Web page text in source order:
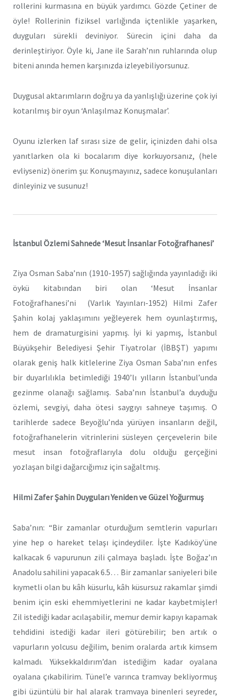
rollerini kurmasına en büyük yardımcı. Gözde Çetiner de
öyle! Rollerinin fiziksel varlığında içtenlikle yaşarken,
duyguları sürekli deviniyor. Sürecin içini daha da
derinleştiriyor. Öyle ki, Jane ile Sarah’nın ruhlarında olup
biteni anında hemen karşınızda izleyebiliyorsunuz.
Duygusal aktarımların doğru ya da yanlışlığı üzerine çok iyi
kotarılmış bir oyun ‘Anlaşılmaz Konuşmalar’.
Oyunu izlerken laf sırası size de gelir, içinizden dahi olsa
yanıtlarken ola ki bocalarım diye korkuyorsanız, (hele
evliyseniz) önerim şu: Konuşmayınız, sadece konuşulanları
dinleyiniz ve susunuz!
İstanbul Özlemi Sahnede ‘Mesut İnsanlar Fotoğrafhanesi’
Ziya Osman Saba’nın (1910-1957) sağlığında yayınladığı iki
öykü kitabından biri olan ‘Mesut İnsanlar
Fotoğrafhanesi’ni (Varlık Yayınları-1952) Hilmi Zafer
Şahin kolaj yaklaşımını yeğleyerek hem oyunlaştırmış,
hem de dramaturgisini yapmış. İyi ki yapmış, İstanbul
Büyükşehir Belediyesi Şehir Tiyatrolar (İBBŞT) yapımı
olarak geniş halk kitlelerine Ziya Osman Saba’nın enfes
bir duyarlılıkla betimlediği 1940’lı yılların İstanbul’unda
gezinme olanağı sağlamış. Saba’nın İstanbul’a duyduğu
özlemi, sevgiyi, daha ötesi saygıyı sahneye taşımış. O
tarihlerde sadece Beyoğlu’nda yürüyen insanların değil,
fotoğrafhanelerin vitrinlerini süsleyen çerçevelerin bile
mesut insan fotoğraflarıyla dolu olduğu gerçeğini
yozlaşan bilgi dağarcığımız için sağaltmış.
Hilmi Zafer Şahin Duyguları Yeniden ve Güzel Yoğurmuş
Saba’nın: “Bir zamanlar oturduğum semtlerin vapurları
yine hep o hareket telaşı içindeydiler. İşte Kadıköy’üne
kalkacak 6 vapurunun zili çalmaya başladı. İşte Boğaz’ın
Anadolu sahilini yapacak 6.5… Bir zamanlar saniyeleri bile
kıymetli olan bu kâh küsurlu, kâh küsursuz rakamlar şimdi
benim için eski ehemmiyetlerini ne kadar kaybetmişler!
Zil istediği kadar acılaşabilir, memur demir kapıyı kapamak
tehdidini istediği kadar ileri götürebilir; ben artık o
vapurların yolcusu değilim, benim oralarda artık kimsem
kalmadı. Yüksekkaldırım’dan istediğim kadar oyalana
oyalana çıkabilirim. Tünel’e varınca tramvay bekliyormuş
gibi üzüntülü bir hal alarak tramvaya binenleri seyreder,